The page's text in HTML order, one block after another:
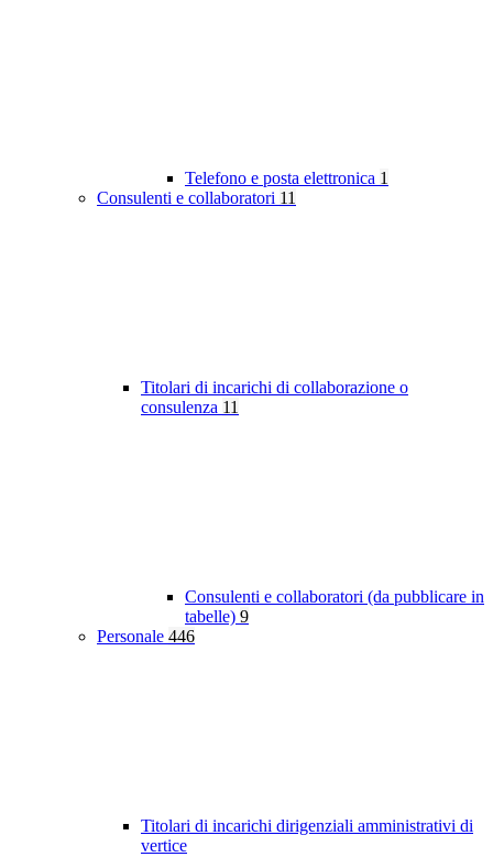
Telefono e posta elettronica 1
Consulenti e collaboratori 11
Titolari di incarichi di collaborazione o
consulenza 11
Consulenti e collaboratori (da pubblicare in
tabelle) 9
Personale 446
Titolari di incarichi dirigenziali amministrativi di
vertice